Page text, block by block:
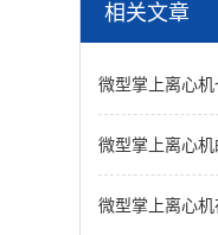
相关文章
微型掌上离心机
微型掌上离心
微型掌上离心机在